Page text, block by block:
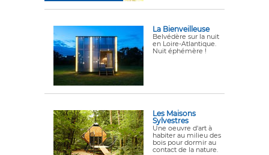
La Bienveilleuse
Belvédère sur la nuit
en Loire-Atlantique.
Nuit éphémère !
Les Maisons
Sylvestres
Une oeuvre d'art à
habiter au milieu des
bois pour dormir au
contact de la nature.